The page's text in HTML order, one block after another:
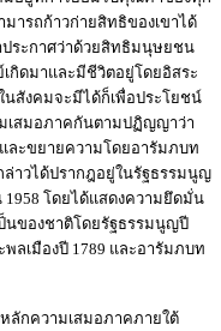
ารถก้าวก่ายสิทธิของเขาได้
ประกาศว่าด้วยสิทธิมนุษยชน
กิดมาและมีชีวิตอยู่โดยอิสระ
สังคมจะมีได้ก็เพื่อประโยชน์
เสมอภาคกันตามปฏิญญาว่า
ละขยายความโดยอารัมภบท
าวได้ปรากฎอยู่ในรัฐธรรมนูญ
โดยได้แสดงความยึดมั่น
ของชาติโดยรัฐธรรมนูญปี
เมืองปี 1789 และอารัมภบท
กความเสมอภาคภายใต้